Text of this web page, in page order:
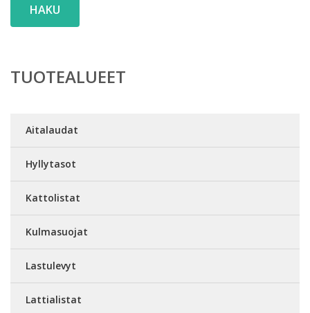
HAKU
TUOTEALUEET
Aitalaudat
Hyllytasot
Kattolistat
Kulmasuojat
Lastulevyt
Lattialistat